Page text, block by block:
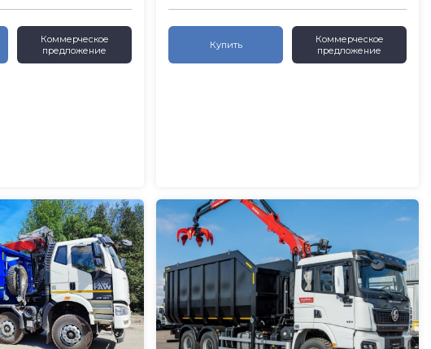
Коммерческое
предложение
Купить
Коммерческое
предложение